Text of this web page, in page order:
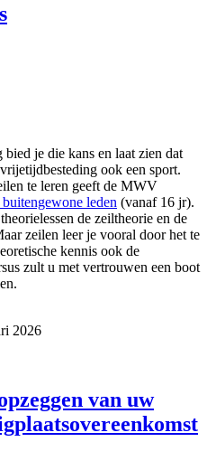
je die kans en laat zien dat
ook een sport.
te leren geeft de MWV
leden (vanaf 16 jr).
de zeiltheorie en de
zeilen leer je vooral door het te
kennis ook de
zult u met vertrouwen een boot
2026
van uw